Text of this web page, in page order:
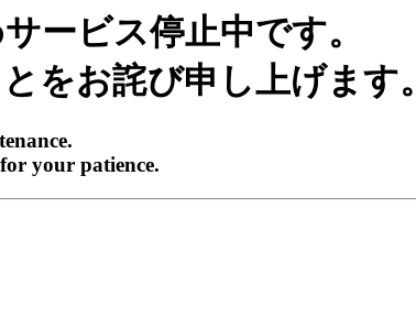
ービス停止中です。
をお詫び申し上げます。
your patience.